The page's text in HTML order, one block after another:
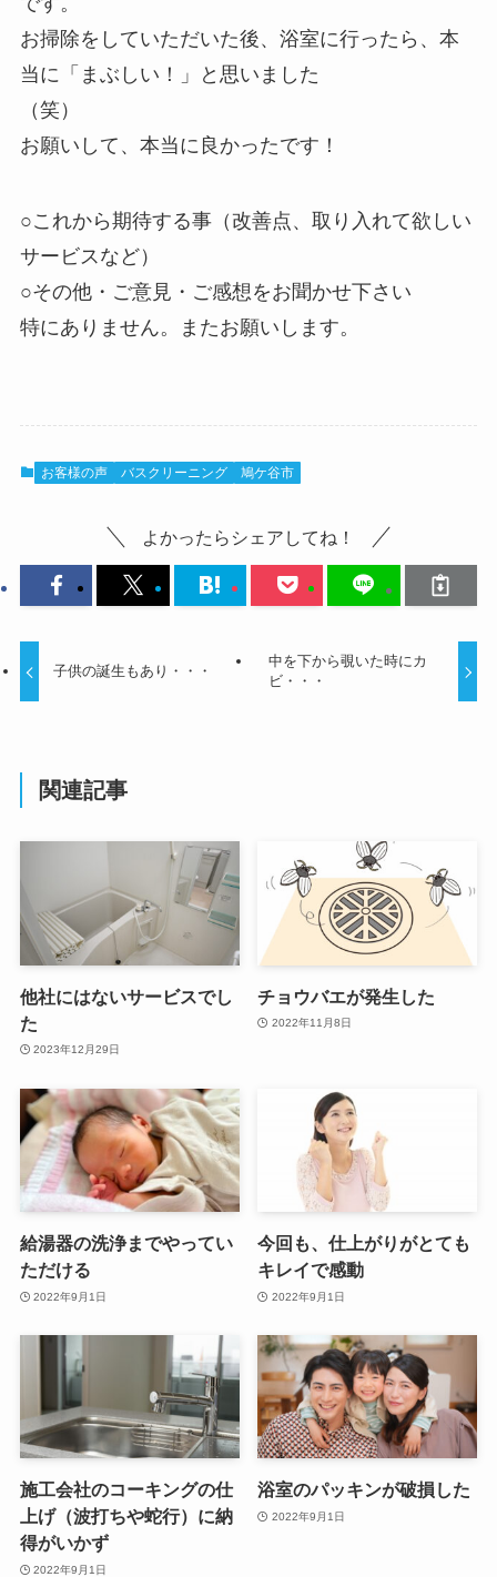
お掃除をしていただいた後、浴室に行ったら、本
当に「まぶしい！」と思いました
（笑）
お願いして、本当に良かったです！
○これから期待する事（改善点、取り入れて欲しい
サービスなど）
○その他・ご意見・ご感想をお聞かせ下さい
特にありません。またお願いします。
お客様の声 バスクリーニング 鳩ケ谷市
よかったらシェアしてね！
子供の誕生もあり・・・
中を下から覗いた時にカ
ビ・・・
関連記事
他社にはないサービスでし
た
2023年12月29日
チョウバエが発生した
2022年11月8日
給湯器の洗浄までやってい
ただける
2022年9月1日
今回も、仕上がりがとても
キレイで感動
2022年9月1日
施工会社のコーキングの仕
上げ（波打ちや蛇行）に納
得がいかず
2022年9月1日
浴室のパッキンが破損した
2022年9月1日